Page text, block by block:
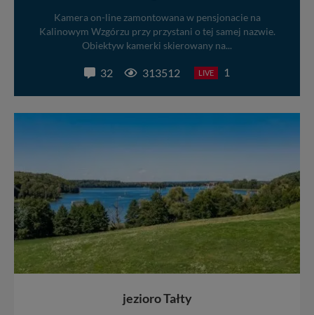
Kamera on-line zamontowana w pensjonacie na
Kalinowym Wzgórzu przy przystani o tej samej nazwie.
Obiektyw kamerki skierowany na...
32 313512 LIVE 1
jezioro Tałty